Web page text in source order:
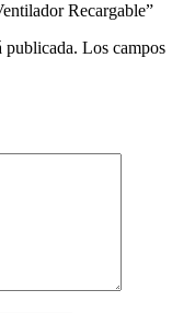
Recargable”
publicada. Los campos